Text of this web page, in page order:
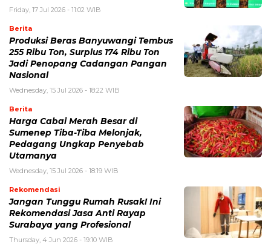
Friday, 17 Jul 2026 - 11:02 WIB
Berita
Produksi Beras Banyuwangi Tembus
255 Ribu Ton, Surplus 174 Ribu Ton
Jadi Penopang Cadangan Pangan
Nasional
Wednesday, 15 Jul 2026 - 18:22 WIB
Berita
Harga Cabai Merah Besar di
Sumenep Tiba-Tiba Melonjak,
Pedagang Ungkap Penyebab
Utamanya
Wednesday, 15 Jul 2026 - 18:19 WIB
Rekomendasi
Jangan Tunggu Rumah Rusak! Ini
Rekomendasi Jasa Anti Rayap
Surabaya yang Profesional
Thursday, 4 Jun 2026 - 19:10 WIB